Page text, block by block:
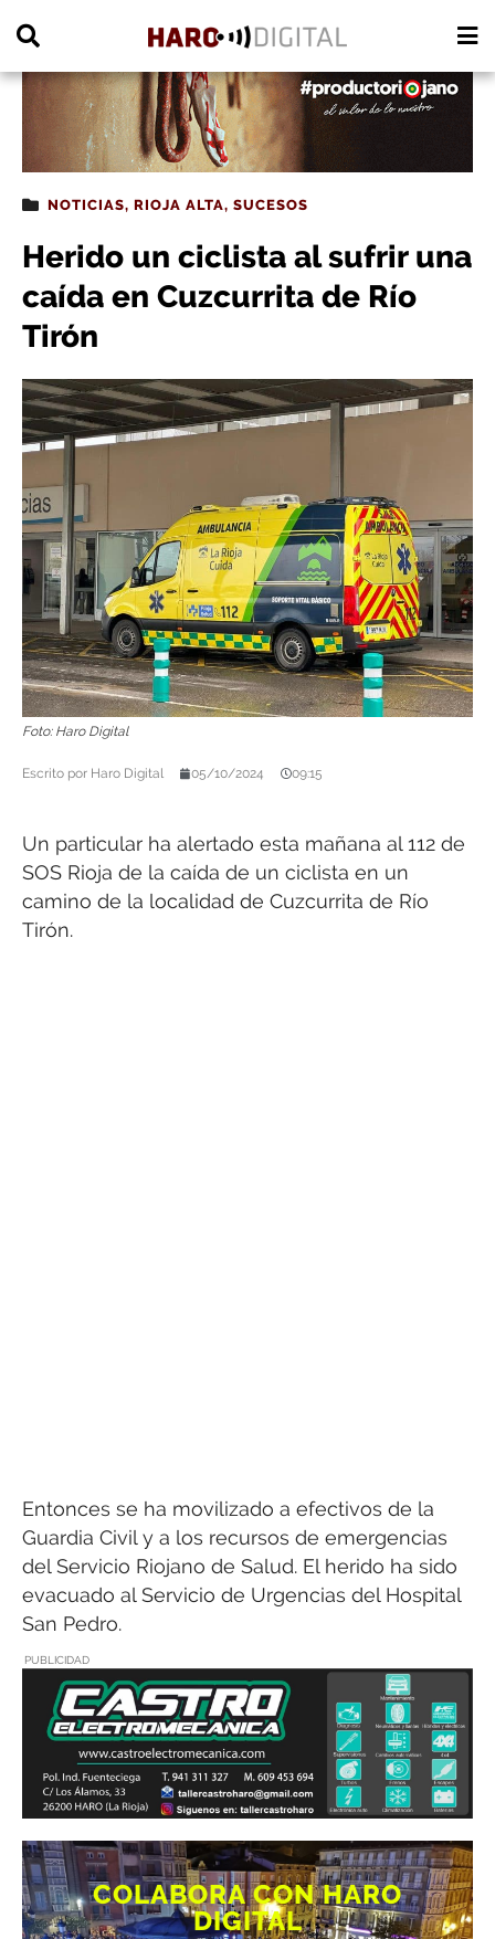
NOTICIAS, RIOJA ALTA, SUCESOS
Herido un ciclista al sufrir una
caída en Cuzcurrita de Río
Tirón
Foto: Haro Digital
Escrito por Haro Digital 05/10/2024 09:15
Un particular ha alertado esta mañana al 112 de
SOS Rioja de la caída de un ciclista en un
camino de la localidad de Cuzcurrita de Río
Tirón.
Entonces se ha movilizado a efectivos de la
Guardia Civil y a los recursos de emergencias
del Servicio Riojano de Salud. El herido ha sido
evacuado al Servicio de Urgencias del Hospital
San Pedro.
PUBLICIDAD
COLABORA CON HARO
DIGITAL